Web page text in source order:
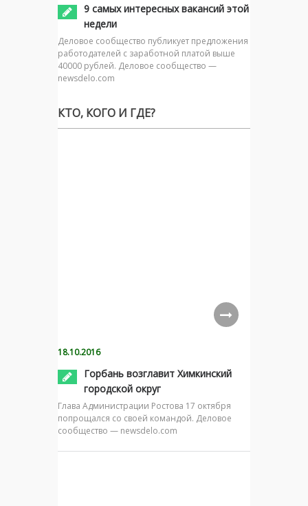
9 самых интересных вакансий этой
недели
Деловое сообщество публикует предложения
работодателей с заработной платой выше
40000 рублей. Деловое сообщество —
newsdelo.com
КТО, КОГО И ГДЕ?
18.10.2016
Горбань возглавит Химкинский
городской округ
Глава Администрации Ростова 17 октября
попрощался со своей командой. Деловое
сообщество — newsdelo.com